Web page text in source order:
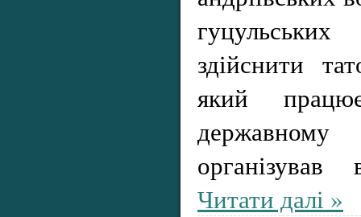
здійснити
який
Читати далі »